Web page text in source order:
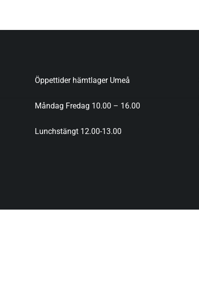
Öppettider hämtlager Umeå
Måndag Fredag 10.00 – 16.00
Lunchstängt 12.00-13.00